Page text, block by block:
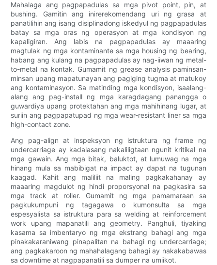
Mahalaga ang pagpapadulas sa mga pivot point, pin, at
bushing. Gamitin ang inirerekomendang uri ng grasa at
panatilihin ang isang disiplinadong iskedyul ng pagpapadulas
batay sa mga oras ng operasyon at mga kondisyon ng
kapaligiran. Ang labis na pagpapadulas ay maaaring
magtulak ng mga kontaminante sa mga housing ng bearing,
habang ang kulang na pagpapadulas ay nag-iiwan ng metal-
to-metal na kontak. Gumamit ng grease analysis paminsan-
minsan upang mapatunayan ang pagiging tugma at matukoy
ang kontaminasyon. Sa matinding mga kondisyon, isaalang-
alang ang pag-install ng mga karagdagang panangga o
guwardiya upang protektahan ang mga mahihinang lugar, at
suriin ang pagpapatupad ng mga wear-resistant liner sa mga
high-contact zone.
Ang pag-align at inspeksyon ng istruktura ng frame ng
undercarriage ay kadalasang nakaliligtaan ngunit kritikal na
mga gawain. Ang mga bitak, baluktot, at lumuwag na mga
hinang mula sa mabibigat na impact ay dapat na tugunan
kaagad. Kahit ang maliliit na maling pagkakahanay ay
maaaring magdulot ng hindi proporsyonal na pagkasira sa
mga track at roller. Gumamit ng mga pamamaraan sa
pagkukumpuni ng tagagawa o kumonsulta sa mga
espesyalista sa istruktura para sa welding at reinforcement
work upang mapanatili ang geometry. Panghuli, tiyaking
kasama sa imbentaryo ng mga ekstrang bahagi ang mga
pinakakaraniwang pinapalitan na bahagi ng undercarriage;
ang pagkakaroon ng mahahalagang bahagi ay nakakabawas
sa downtime at nagpapanatili sa dumper na umiikot.